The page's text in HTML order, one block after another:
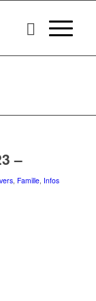
–
, Famille, Infos